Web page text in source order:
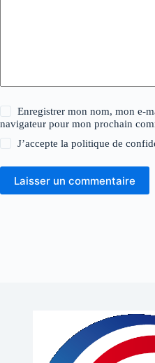
Enregistrer mon nom, mon e-
navigateur pour mon prochain
J’accepte lapolitique de
Laisser un commentaire